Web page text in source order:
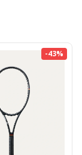
-43%